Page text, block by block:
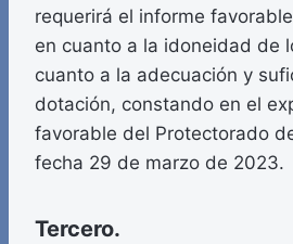
requerirá el informe
en cuanto a la idoneidad de
cuanto a la adecuación y
dotación, constando en el
favorable del Protectorado
fecha 29 de marzo de 2023.
Tercero.